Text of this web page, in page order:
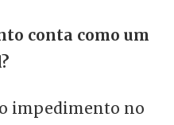
conta como um
impedimento no